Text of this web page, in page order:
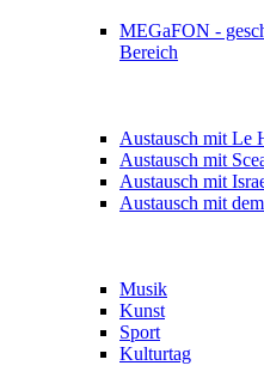
MEGaFON -
Bereich
Austausch mit Le
Austausch mit
Austausch mit
Austausch mit
Musik
Kunst
Sport
Kulturtag